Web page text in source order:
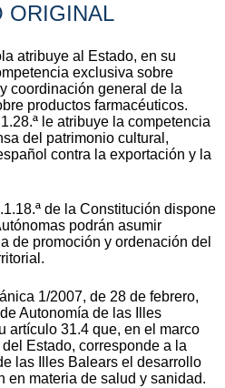
ORIGINAL
atribuye al Estado, en su
exclusiva sobre
coordinación general de la
productos farmacéuticos.
le atribuye la competencia
del patrimonio cultural,
contra la exportación y la
de la Constitución dispone
podrán asumir
de promoción y ordenación del
1/2007, de 28 de febrero,
Autonomía de las Illes
artículo 31.4 que, en el marco
Estado, corresponde a la
las Illes Balears el desarrollo
en materia de salud y sanidad.